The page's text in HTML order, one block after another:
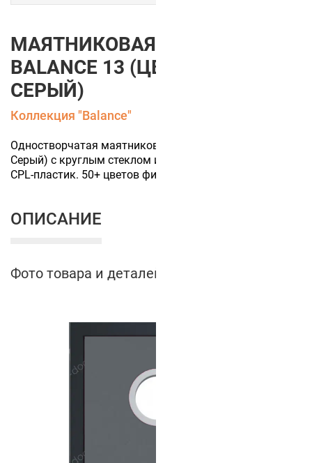
МАЯТНИКОВАЯ ДВЕРЬ
BALANCE 13 (ЦВЕТ ПОЛОТНА
СЕРЫЙ)
Коллекция "Balance"
Одностворчатая маятниковая дверь (цвет полотна
Серый) с круглым стеклом и отбойниками. Покрытие -
CPL-пластик. 50+ цветов финишной отделки.
ОПИСАНИЕ
Фото товара и деталей